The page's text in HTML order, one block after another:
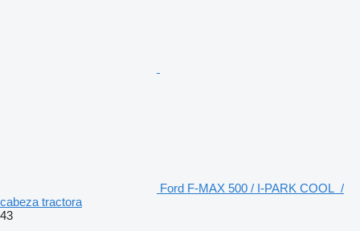
Ford F-MAX 500 / I-PARK COOL /
cabeza tractora
43